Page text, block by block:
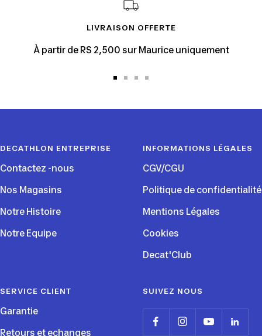
LIVRAISON OFFERTE
À partir de RS 2,500 sur Maurice uniquement
DECATHLON ENTREPRISE
Contactez -nous
Nos Magasins
Notre Histoire
Notre Equipe
INFORMATIONS LÉGALES
CGV/CGU
Politique de confidentialité
Mentions Légales
Cookies
Decat'Club
SERVICE CLIENT
Garantie
Retours et echanges
SUIVEZ NOUS